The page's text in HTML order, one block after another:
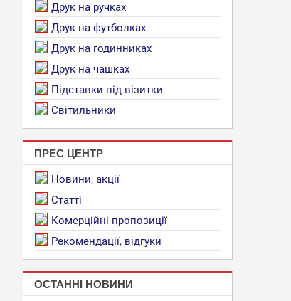
Друк на ручках
Друк на футболках
Друк на годинниках
Друк на чашках
Підставки під візитки
Світильники
ПРЕС ЦЕНТР
Новини, акції
Статті
Комерційні пропозиції
Рекомендації, відгуки
ОСТАННІ НОВИНИ